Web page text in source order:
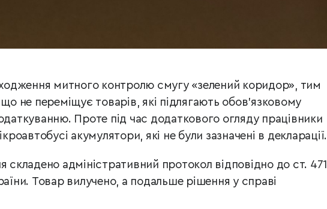
митного контролю смугу «зелений коридор», тим
не переміщує товарів, які підлягають обов’язковому
Проте під час додаткового огляду працівники
акумулятори, які не були зазначені в декларації.
адміністративний протокол відповідно до ст. 471
Товар вилучено, а подальше рішення у справі